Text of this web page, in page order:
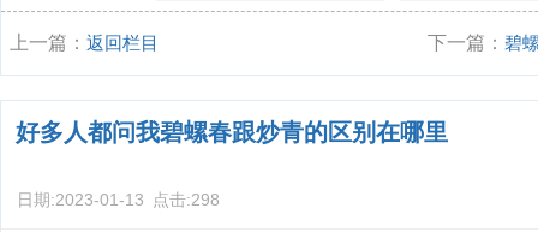
上一篇： 返回栏目 下一篇：碧
好多人都问我碧螺春跟炒青的区别在哪里
日期:2023-01-13 点击:298